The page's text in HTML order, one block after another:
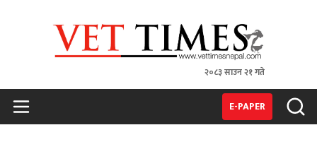
२०८३ साउन २१ गते
E-PAPER